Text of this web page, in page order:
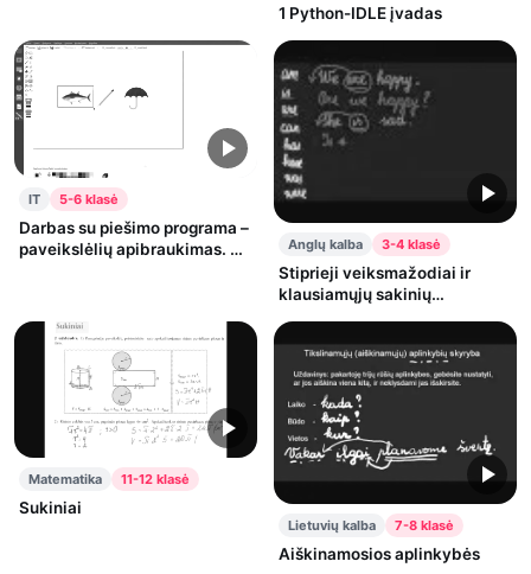
1 Python-IDLE įvadas
IT 5-6 klasė
Darbas su piešimo programa –
paveikslėlių apibraukimas. 5
Anglų kalba 3-4 klasė
Stiprieji veiksmažodiai ir
klausiamųjų sakinių
Matematika 11-12 klasė
Sukiniai
Lietuvių kalba 7-8 klasė
Aiškinamosios aplinkybės